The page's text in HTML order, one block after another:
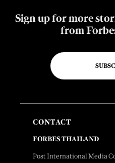
Sign up for more
from
CONTACT
FORBES THAILAND
Post International Media